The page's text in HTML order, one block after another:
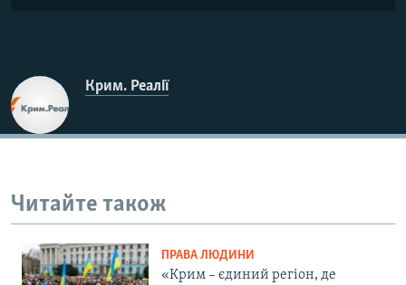
Крим. Реалії
Читайте також
ПРАВА ЛЮДИНИ
«Крим – єдиний регіон, де